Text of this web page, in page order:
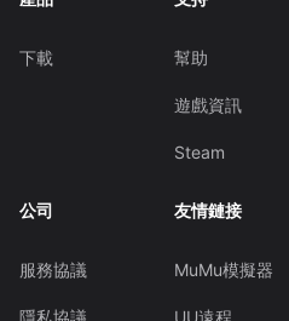
下載 幫助
遊戲資訊
Steam
公司
服務協議
隱私協議
友情鏈接
MuMu模擬器
UU遠程